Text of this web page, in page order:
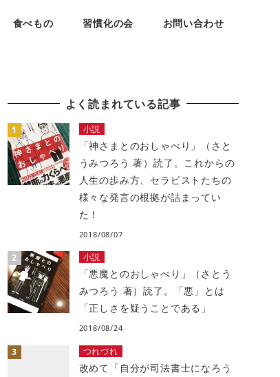
食べもの 習慣化の会 お問い合わせ
よく読まれている記事
小説
「神さまとのおしゃべり」（さと
うみつろう 著）読了。これからの
人生の歩み方、セラピストたちの
様々な発言の根拠が詰まってい
た！
2018/08/07
小説
「悪魔とのおしゃべり」（さとう
みつろう 著）読了。「悪」とは
「正しさを疑うことである」
2018/08/24
つれづれ
改めて「自分が司法書士になろう